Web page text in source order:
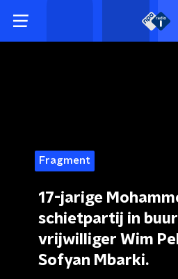
Fragment
17-jarige
schietpartij in
vrijwilliger Wim
Sofyan Mbarki.